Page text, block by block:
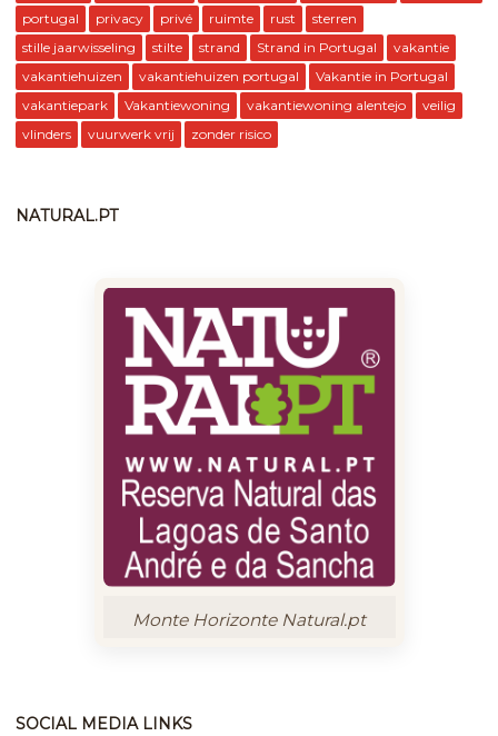
portugal
privacy privé ruimte rust
sterren
stille jaarwisseling
stilte strand Strand in Portugal
vakantie
vakantiehuizen
vakantiehuizen portugal
Vakantie in Portugal
vakantiepark
Vakantiewoning vakantiewoning alentejo
veilig
vlinders
vuurwerk vrij zonder risico
NATURAL.PT
Monte Horizonte Natural.pt
SOCIAL MEDIA LINKS